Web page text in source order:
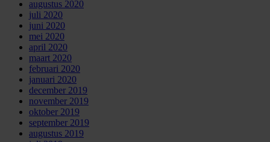
augustus 2020
juli 2020
juni 2020
mei 2020
april 2020
maart 2020
februari 2020
januari 2020
december 2019
november 2019
oktober 2019
september 2019
augustus 2019